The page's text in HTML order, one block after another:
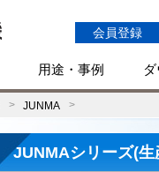
会員登録
用途・事例
JUNMA
JUNMAシリーズ(生